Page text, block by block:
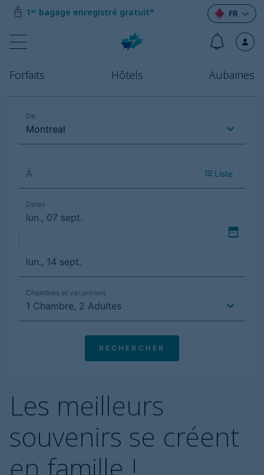
1ᵉʳ bagage enregistré gratuit*
Forfaits Hôtels Aubaines
FR
Les meilleurs
souvenirs se créent
en famille !